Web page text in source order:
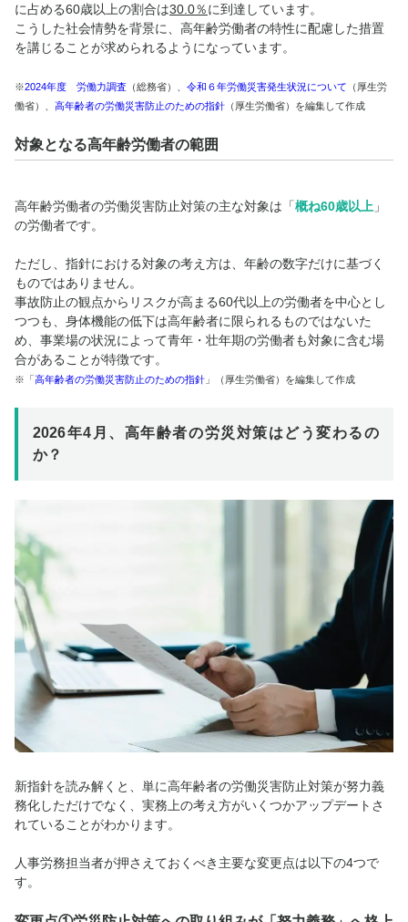
に占める60歳以上の割合は30.0％に到達しています。
こうした社会情勢を背景に、高年齢労働者の特性に配慮した措置
を講じることが求められるようになっています。
※2024年度 労働力調査 （総務省）、 令和６年労働災害発生状況について （厚生労
働省）、 高年齢者の労働災害防止のための指針 （厚生労働省）を編集して作成
対象となる高年齢労働者の範囲
高年齢労働者の労働災害防止対策の主な対象は 「概ね60歳以上 」
の労働者です。
ただし、指針における対象の考え方は、年齢の数字だけに基づく
ものではありません。
事故防止の観点からリスクが高まる60代以上の労働者を中心とし
つつも、身体機能の低下は高年齢者に限られるものではないた
め、事業場の状況によって青年・壮年期の労働者も対象に含む場
合があることが特徴です。
※「高年齢者の労働災害防止のための指針 」（厚生労働省）を編集して作成
2026年4月、高年齢者の労災対策はどう変わるの
か？
新指針を読み解くと、単に高年齢者の労働災害防止対策が努力義
務化しただけでなく、実務上の考え方がいくつかアップデートさ
れていることがわかります。
人事労務担当者が押さえておくべき主要な変更点は以下の4つで
す。